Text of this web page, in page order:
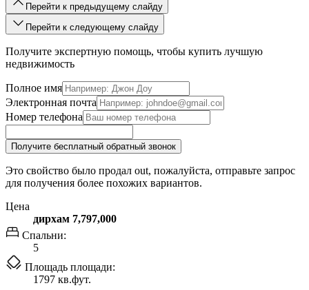
Перейти к предыдущему слайду
Перейти к следующему слайду
Получите экспертную помощь, чтобы купить лучшую
недвижимость
Полное имя
Электронная почта
Номер телефона
Получите бесплатный обратный звонок
Это свойство было продал out, пожалуйста, отправьте запрос
для получения более похожих вариантов.
Цена
дирхам 7,797,000
Спальни:
5
Площадь площади:
1797 кв.фут.